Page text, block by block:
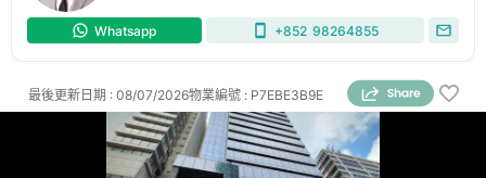
Whatsapp +852 98264855
物業編號 : P7EBE3B9E
最後更新日期 : 08/07/2026